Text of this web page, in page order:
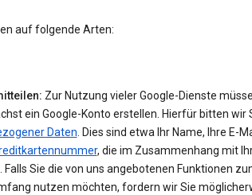
auf folgende Arten:
Zur Nutzung vieler Google-Dienste
ein Google-Konto erstellen. Hierfür bitten wir
Daten. Dies sind etwa Ihr Name, Ihre E-
, die im Zusammenhang mit
Sie die von uns angebotenen Funktionen
nutzen möchten, fordern wir Sie